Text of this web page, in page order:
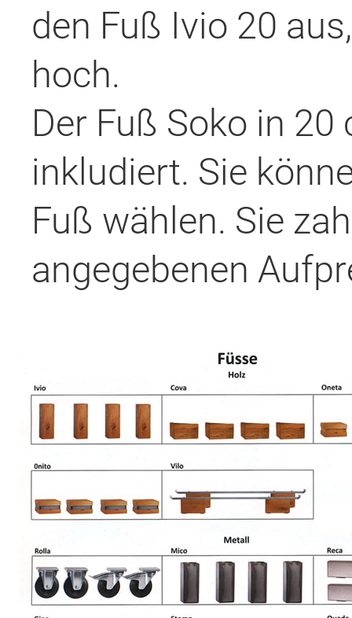
den Fuß Ivio 20
hoch.
Der Fuß Soko in
inkludiert. Sie
Fuß wählen. Sie
angegebenen